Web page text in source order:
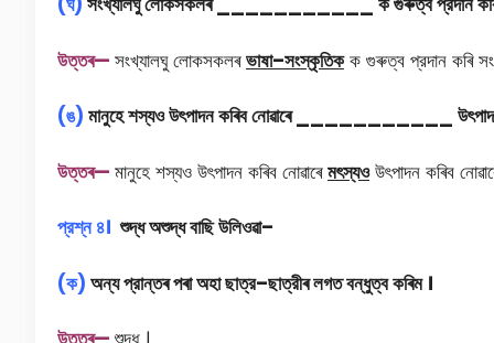
উত্তৰ— সংখ্যালঘু লােকসকলৰভাষা–সংস্কৃতিকক গুৰুত্ব প্রদান কৰি
(ঙ) মানুহেশস্যওউৎপাদনকৰিবনােৱাৰে ___________
উত্তৰ— মানুহে শস্যও উৎপাদন কৰিব নােৱাৰেমৎস্যওউৎপাদন কৰিব
প্রশ্ন৪।শুদ্ধঅশুদ্ধবাছিউলিওৱা–
(ক) অন্যপ্রান্তৰপৰাঅহাছাত্র–ছাত্রীৰলগতবন্ধুত্বকৰিম ।